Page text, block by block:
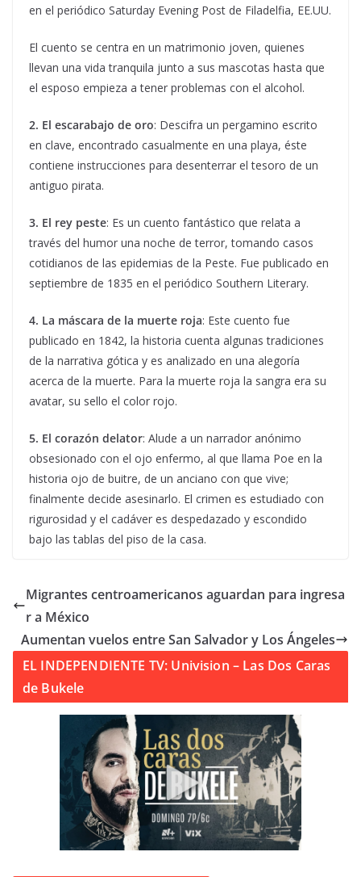
en el periódico Saturday Evening Post de Filadelfia, EE.UU.
El cuento se centra en un matrimonio joven, quienes
llevan una vida tranquila junto a sus mascotas hasta que
el esposo empieza a tener problemas con el alcohol.
2. El escarabajo de oro: Descifra un pergamino escrito
en clave, encontrado casualmente en una playa, éste
contiene instrucciones para desenterrar el tesoro de un
antiguo pirata.
3. El rey peste: Es un cuento fantástico que relata a
través del humor una noche de terror, tomando casos
cotidianos de las epidemias de la Peste. Fue publicado en
septiembre de 1835 en el periódico Southern Literary.
4. La máscara de la muerte roja: Este cuento fue
publicado en 1842, la historia cuenta algunas tradiciones
de la narrativa gótica y es analizado en una alegoría
acerca de la muerte. Para la muerte roja la sangra era su
avatar, su sello el color rojo.
5. El corazón delator: Alude a un narrador anónimo
obsesionado con el ojo enfermo, al que llama Poe en la
historia ojo de buitre, de un anciano con que vive;
finalmente decide asesinarlo. El crimen es estudiado con
rigurosidad y el cadáver es despedazado y escondido
bajo las tablas del piso de la casa.
Migrantes centroamericanos aguardan para ingresa
r a México
Aumentan vuelos entre San Salvador y Los Ángeles
EL INDEPENDIENTE TV: Univision – Las Dos Caras
de Bukele